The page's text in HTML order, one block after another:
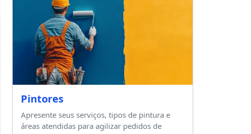
Pintores
Apresente seus serviços, tipos de pintura e
áreas atendidas para agilizar pedidos de